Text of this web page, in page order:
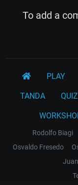
To add a
PLAY
TANDA QUIZ
Rodolfo Biagi
Osvaldo Fresedo